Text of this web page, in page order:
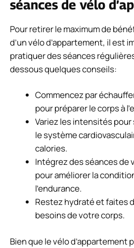
séances de vélo
Pour retirer le maximum de
d’un vélo d’appartement, il est
pratiquer des séances
dessous quelques conseils:
Commencez par
pour préparer le corps à
Variez les intensités
le système
calories.
Intégrez des séances de
pour améliorer la
l’endurance.
Restez hydraté et faites
besoins de votre corps.
Bien que le vélo d’appartement